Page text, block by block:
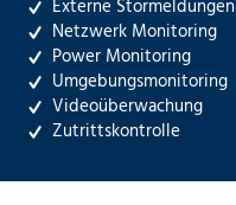
Externe Störmeldungen
Netzwerk Monitoring
Power Monitoring
Umgebungsmonitoring
Videoüberwachung
Zutrittskontrolle